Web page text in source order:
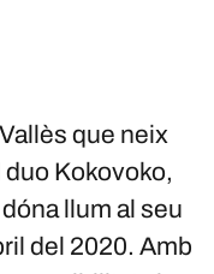
que neix
Kokovoko,
llum al seu
del 2020. Amb